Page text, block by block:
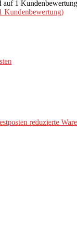
auf 1 Kundenbewertung
Kundenbewertung)
reduzierte